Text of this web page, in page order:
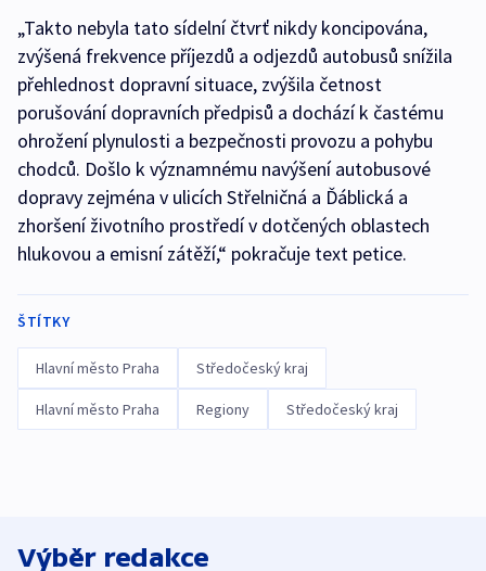
„Takto nebyla tato sídelní čtvrť nikdy koncipována,
zvýšená frekvence příjezdů a odjezdů autobusů snížila
přehlednost dopravní situace, zvýšila četnost
porušování dopravních předpisů a dochází k častému
ohrožení plynulosti a bezpečnosti provozu a pohybu
chodců. Došlo k významnému navýšení autobusové
dopravy zejména v ulicích Střelničná a Ďáblická a
zhoršení životního prostředí v dotčených oblastech
hlukovou a emisní zátěží,“ pokračuje text petice.
ŠTÍTKY
Hlavní město Praha Středočeský kraj
Hlavní město Praha Regiony Středočeský kraj
Výběr redakce